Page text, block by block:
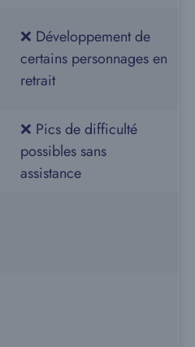
❌ Développement de
certains personnages en
retrait
❌ Pics de difficulté
possibles sans
assistance